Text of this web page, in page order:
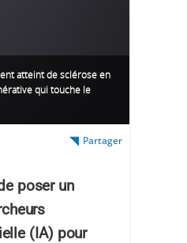
atteint de sclérose en
qui touche le
Partager
poser un
(IA) pour